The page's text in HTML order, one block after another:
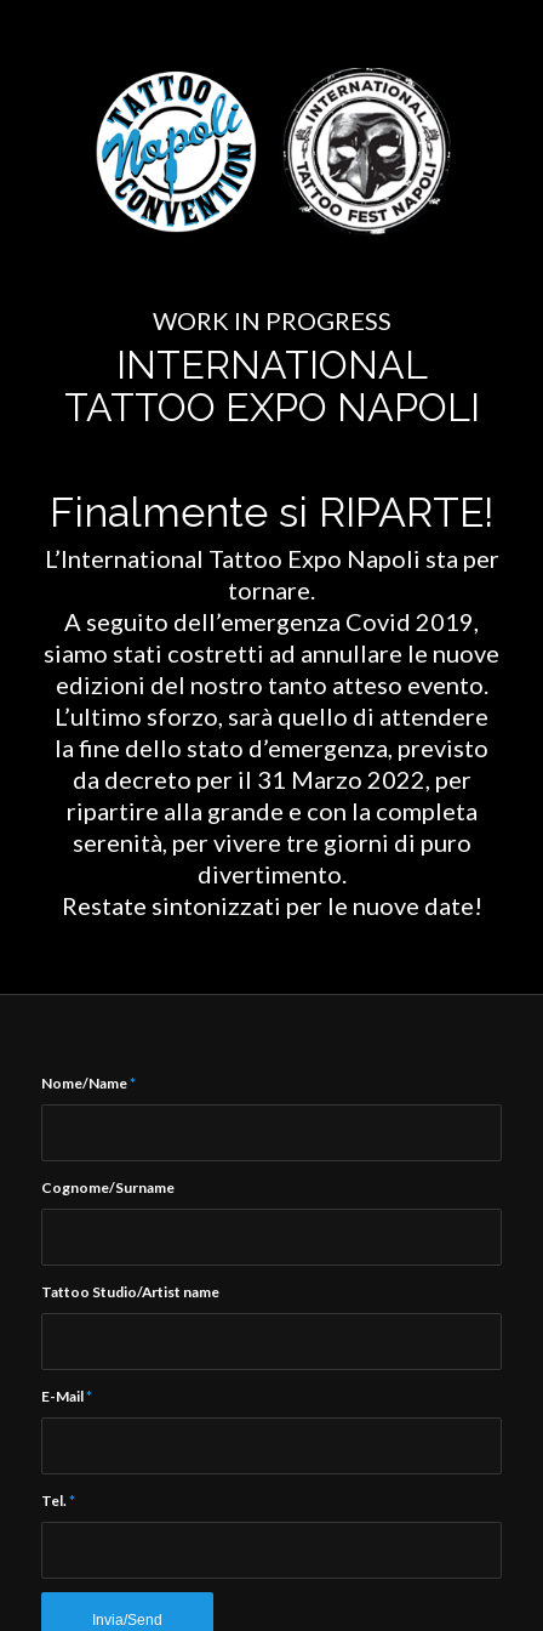
WORK IN PROGRESS
INTERNATIONAL
TATTOO EXPO NAPOLI
Finalmente si RIPARTE!
L’International Tattoo Expo Napoli sta per
tornare.
A seguito dell’emergenza Covid 2019,
siamo stati costretti ad annullare le nuove
edizioni del nostro tanto atteso evento.
L’ultimo sforzo, sarà quello di attendere
la fine dello stato d’emergenza, previsto
da decreto per il 31 Marzo 2022, per
ripartire alla grande e con la completa
serenità, per vivere tre giorni di puro
divertimento.
Restate sintonizzati per le nuove date!
Nome/Name*
Cognome/Surname
Tattoo Studio/Artist name
E-Mail*
Tel.*